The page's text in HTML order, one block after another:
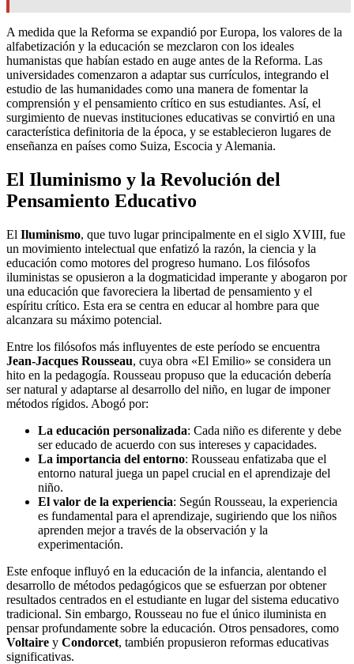
A medida que la Reforma se expandió por Europa, los valores de la
alfabetización y la educación se mezclaron con los ideales
humanistas que habían estado en auge antes de la Reforma. Las
universidades comenzaron a adaptar sus currículos, integrando el
estudio de las humanidades como una manera de fomentar la
comprensión y el pensamiento crítico en sus estudiantes. Así, el
surgimiento de nuevas instituciones educativas se convirtió en una
característica definitoria de la época, y se establecieron lugares de
enseñanza en países como Suiza, Escocia y Alemania.
El Iluminismo y la Revolución del
Pensamiento Educativo
El Iluminismo, que tuvo lugar principalmente en el siglo XVIII, fue
un movimiento intelectual que enfatizó la razón, la ciencia y la
educación como motores del progreso humano. Los filósofos
iluministas se opusieron a la dogmaticidad imperante y abogaron por
una educación que favoreciera la libertad de pensamiento y el
espíritu crítico. Esta era se centra en educar al hombre para que
alcanzara su máximo potencial.
Entre los filósofos más influyentes de este período se encuentra
Jean-Jacques Rousseau, cuya obra «El Emilio» se considera un
hito en la pedagogía. Rousseau propuso que la educación debería
ser natural y adaptarse al desarrollo del niño, en lugar de imponer
métodos rígidos. Abogó por:
La educación personalizada: Cada niño es diferente y debe
ser educado de acuerdo con sus intereses y capacidades.
La importancia del entorno: Rousseau enfatizaba que el
entorno natural juega un papel crucial en el aprendizaje del
niño.
El valor de la experiencia: Según Rousseau, la experiencia
es fundamental para el aprendizaje, sugiriendo que los niños
aprenden mejor a través de la observación y la
experimentación.
Este enfoque influyó en la educación de la infancia, alentando el
desarrollo de métodos pedagógicos que se esfuerzan por obtener
resultados centrados en el estudiante en lugar del sistema educativo
tradicional. Sin embargo, Rousseau no fue el único iluminista en
pensar profundamente sobre la educación. Otros pensadores, como
Voltaire y Condorcet, también propusieron reformas educativas
significativas.